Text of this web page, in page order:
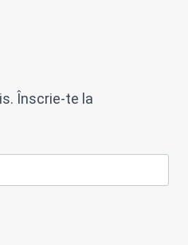
Înscrie-te la